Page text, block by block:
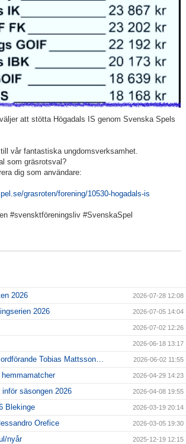
att stötta Högadals IS genom Svenska Spels
vår fantastiska ungdomsverksamhet.
som gräsrotsval?
dig som användare:
grasroten/forening/10530-hogadals-is
#svensktföreningsliv #SvenskaSpel
2026 2026-07-28 12:08
2026 2026-07-05 14:04
2026-07-02 12:26
2026-06-18 13:17
Tobias Mattsson… 2026-06-02 11:55
2026-04-29 14:23
säsongen 2026 2026-04-08 19:55
Blekinge 2026-03-19 20:14
Orefice 2026-03-05 19:30
nyår 2025-12-19 12:15